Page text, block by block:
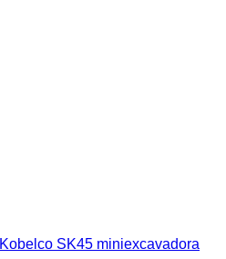
Kobelco SK45 miniexcavadora